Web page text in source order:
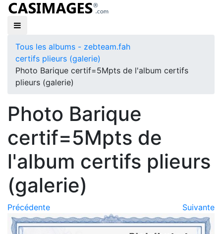
Tous les albums - zebteam.fah
certifs plieurs (galerie)
Photo Barique certif=5Mpts de l'album certifs
plieurs (galerie)
Photo Barique
certif=5Mpts de
l'album certifs plieurs
(galerie)
Précédente Suivante